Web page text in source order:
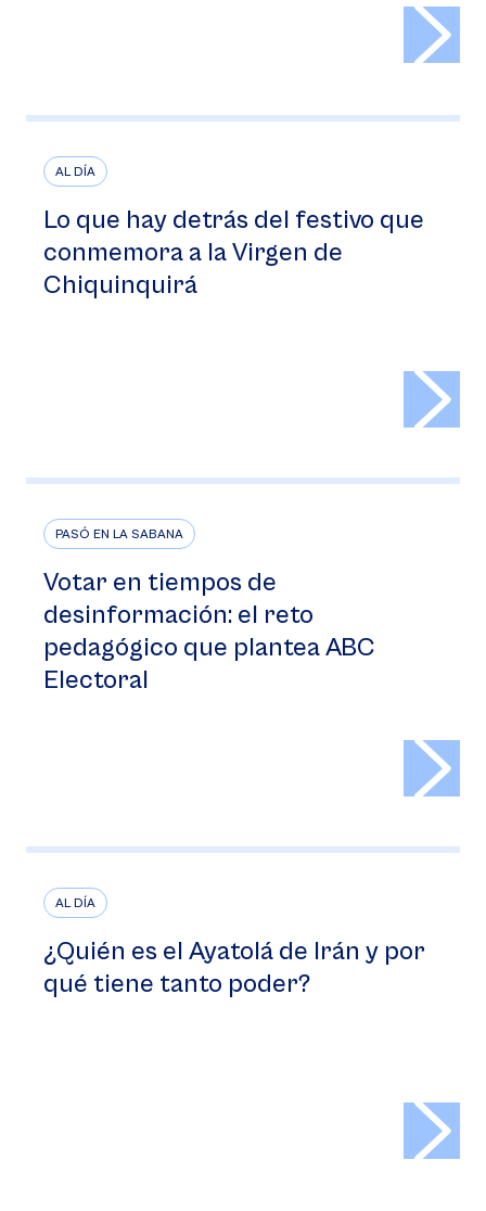
AL DÍA
Lo que hay detrás del festivo que
conmemora a la Virgen de
Chiquinquirá
PASÓ EN LA SABANA
Votar en tiempos de
desinformación: el reto
pedagógico que plantea ABC
Electoral
AL DÍA
¿Quién es el Ayatolá de Irán y por
qué tiene tanto poder?